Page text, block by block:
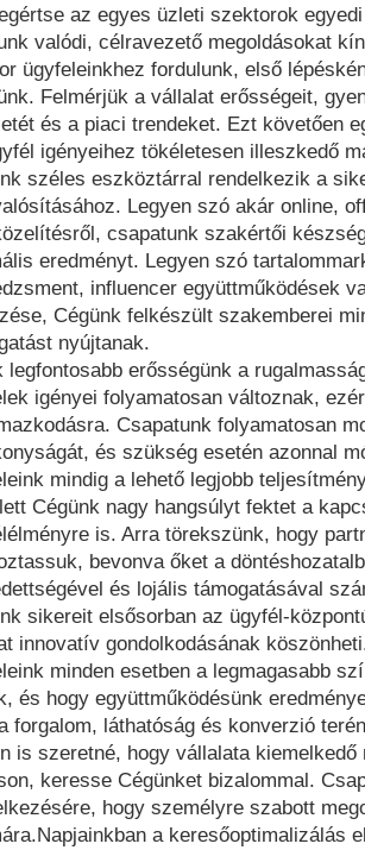
az egyes üzleti szektorok
valódi, célravezető megoldásokat
ügyfeleinkhez fordulunk, első
Felmérjük a vállalat erősségeit,
és a piaci trendeket. Ezt követően
igényeihez tökéletesen illeszkedő
széles eszköztárral rendelkezik a
Legyen szó akár online,
csapatunk szakértői
eredményt. Legyen szó
influencer együttműködések
Cégünk felkészült szakemberei
nyújtanak.
legfontosabb erősségünk a
igényei folyamatosan változnak,
Csapatunk folyamatosan
és szükség esetén azonnal
mindig a lehető legjobb
Cégünk nagy hangsúlyt fektet a
is. Arra törekszünk, hogy
bevonva őket a
és lojális támogatásával
sikereit elsősorban az ügyfél-
innovatív gondolkodásának
minden esetben a legmagasabb
és hogy együttműködésünk
forgalom, láthatóság és konverzió
is szeretné, hogy vállalata
keresse Cégünket bizalommal.
hogy személyre szabott
a keresőoptimalizálás